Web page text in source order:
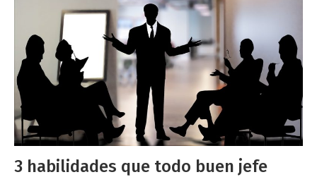
3 habilidades que todo buen jefe